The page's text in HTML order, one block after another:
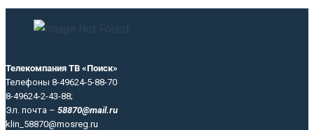
Телекомпания ТВ «Поиск»
Телефоны 8-49624-5-88-70
8-49624-2-43-88;
Эл. почта – 58870@mail.ru
klin_58870@mosreg.ru